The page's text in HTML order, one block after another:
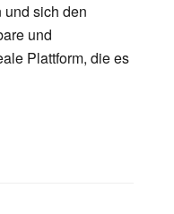
sich den
und
Plattform, die es